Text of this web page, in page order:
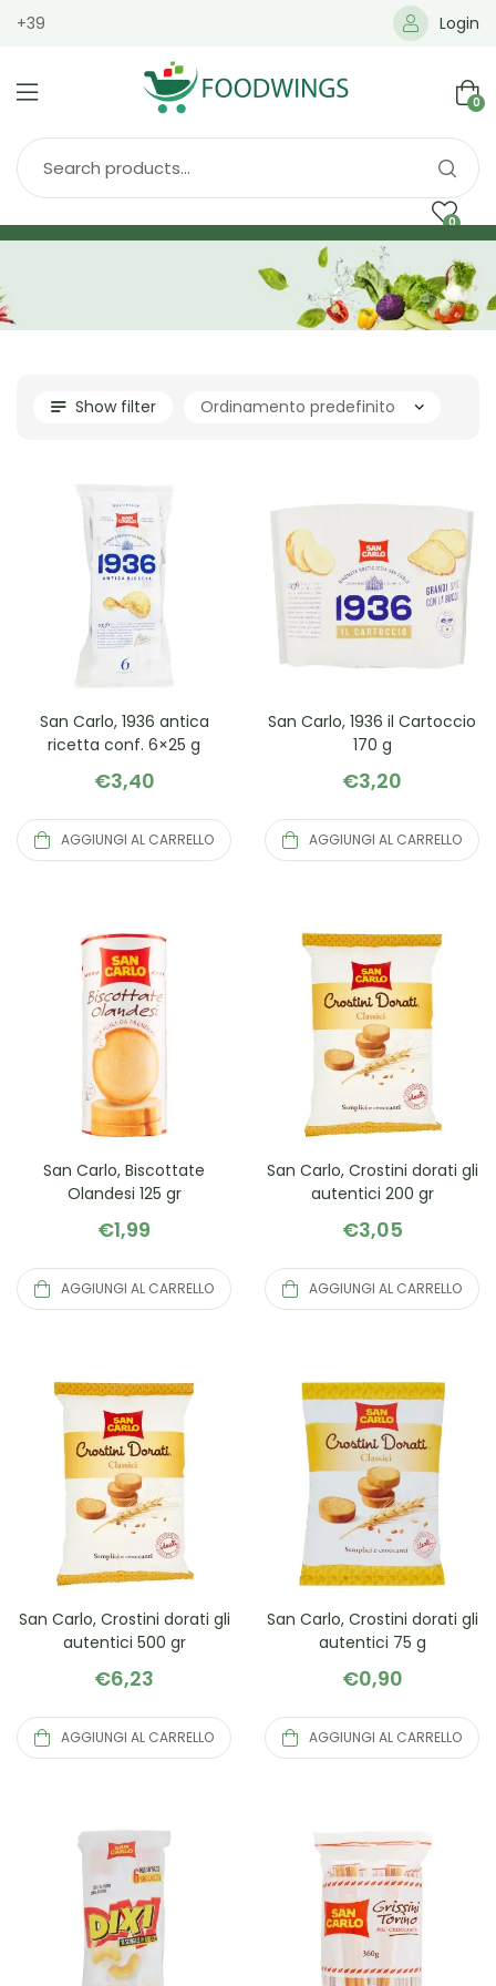
+39 Login
0
0
Shop Blog
Show filter
San Carlo, 1936 antica
ricetta conf. 6×25 g
€3,40
AGGIUNGI AL CARRELLO
San Carlo, 1936 il Cartoccio
170 g
€3,20
AGGIUNGI AL CARRELLO
San Carlo, Biscottate
Olandesi 125 gr
€1,99
AGGIUNGI AL CARRELLO
San Carlo, Crostini dorati gli
autentici 200 gr
€3,05
AGGIUNGI AL CARRELLO
San Carlo, Crostini dorati gli
autentici 500 gr
€6,23
AGGIUNGI AL CARRELLO
San Carlo, Crostini dorati gli
autentici 75 g
€0,90
AGGIUNGI AL CARRELLO